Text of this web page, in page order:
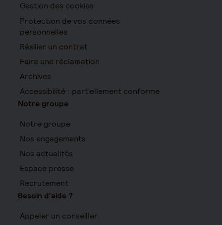
Gestion des cookies
Protection de vos données
personnelles
Résilier un contrat
Faire une réclamation
Archives
Accessibilité : partiellement conforme
Notre groupe
Notre groupe
Nos engagements
Nos actualités
Espace presse
Recrutement
Besoin d'aide ?
Appeler un conseiller